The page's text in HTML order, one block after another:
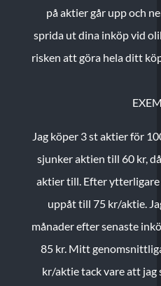
på aktier går upp och
sprida ut dina inköp vid
risken att göra hela ditt
Jag köper 3 st aktier för
sjunker aktien till 60 kr,
aktier till. Efter
uppåt till 75 kr/aktie.
månader efter senaste
85 kr. Mitt
kr/aktie tack vare att